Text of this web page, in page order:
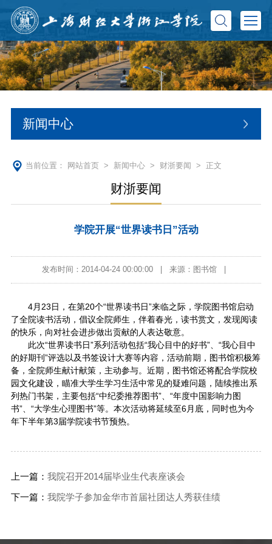
新闻中心
当前位置： 网站首页> 新闻中心> 财浙要闻 > 正文
财浙要闻
学院开展“世界读书日”活动
发布时间：2014-04-24 00:00:00| 来源：图书馆|
4月23日，在第20个“世界读书日”来临之际，学院图书馆启动
了全院读书活动，倡议全院师生，伴着春光，读书赏文，发现阅读
的快乐，向对社会进步做出贡献的人表达敬意。
此次“世界读书日”系列活动包括“我心目中的好书”、“我心目中
的好期刊”评选以及书签设计大赛等内容，活动前期，图书馆积极筹
备，全院师生献计献策，主动参与。近期，图书馆还将配合学院校
园文化建设，瞄准大学生学习生活中常见的疑难问题，陆续推出系
列热门书架，主要包括“中纪委推荐图书”、“年度中国影响力图
书”、“大学生心理图书”等。本次活动将延续至6月底，同时也为今
年下半年第3届学院读书节预热。
上一篇： 我院召开2014届毕业生代表座谈会
下一篇： 我院学子参加金华市首届社团达人秀获佳绩